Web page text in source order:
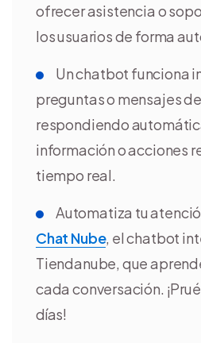
ofrecer asistencia o
los usuarios de forma
Un chatbot funciona
preguntas o mensajes
respondiendo
información o acciones
tiempo real.
Automatiza tu
Chat Nube, el chatbot
Tiendanube, que
cada conversación.
días!